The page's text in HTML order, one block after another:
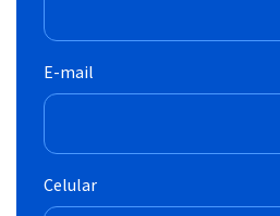
E-mail
Celular